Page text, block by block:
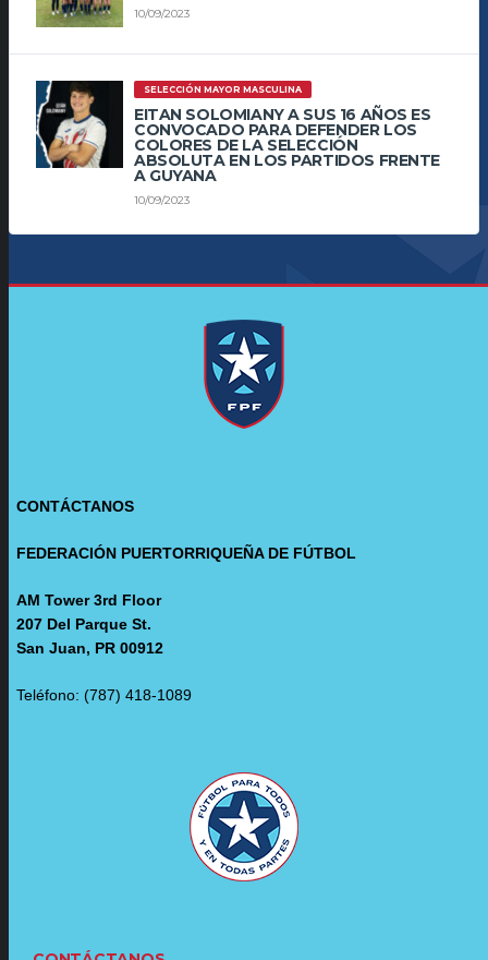
10/09/2023
SELECCIÓN MAYOR MASCULINA
EITAN SOLOMIANY A SUS 16 AÑOS ES
CONVOCADO PARA DEFENDER LOS
COLORES DE LA SELECCIÓN
ABSOLUTA EN LOS PARTIDOS FRENTE
A GUYANA
10/09/2023
CONTÁCTANOS
FEDERACIÓN PUERTORRIQUEÑA DE FÚTBOL
AM Tower 3rd Floor
207 Del Parque St.
San Juan, PR 00912
Teléfono: (787) 418-1089